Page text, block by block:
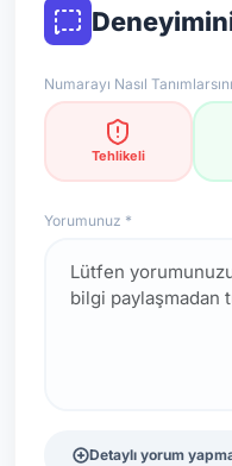
Numarayı Nasıl
Tehlikeli
Yorumunuz *
Detaylı yorum